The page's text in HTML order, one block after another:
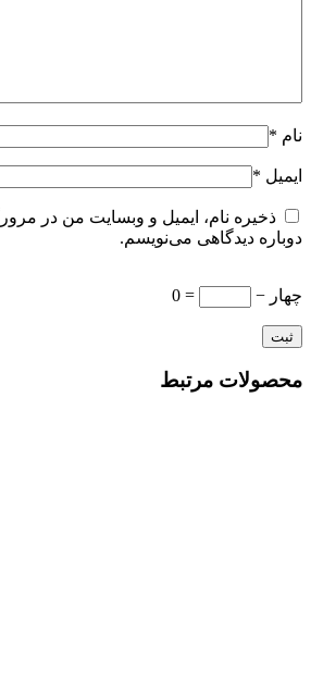
نام *
ایمیل *
ذخیره نام، ایمیل و وبسایت من در
دوباره دیدگاهی می‌نویسم.
چهار − = 0
محصولات مرتبط